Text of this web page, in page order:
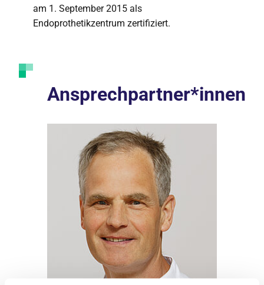
am 1. September 2015 als
Endoprothetikzentrum zertifiziert.
Ansprechpartner*innen